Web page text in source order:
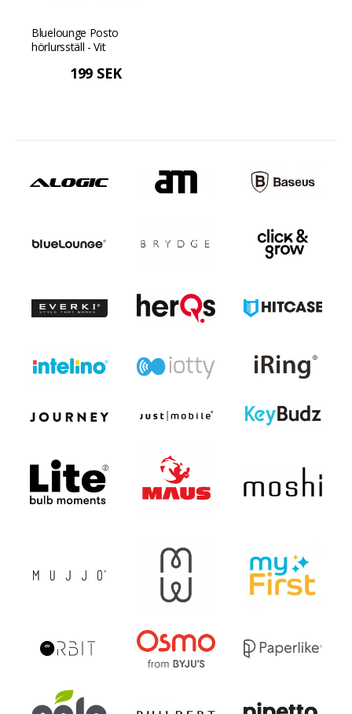
Bluelounge Posto
hörlursställ - Vit
199 SEK